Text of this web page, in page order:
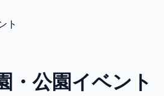
ト
・公園イベント